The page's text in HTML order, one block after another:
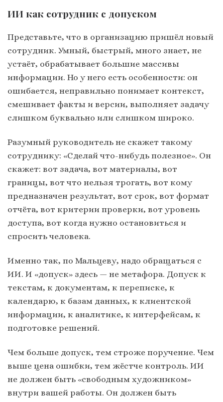
ИИ как сотрудник с допуском
Представьте, что в организацию пришёл новый
сотрудник. Умный, быстрый, много знает, не
устаёт, обрабатывает большие массивы
информации. Но у него есть особенности: он
ошибается, неправильно понимает контекст,
смешивает факты и версии, выполняет задачу
слишком буквально или слишком широко.
Разумный руководитель не скажет такому
сотруднику: «Сделай что-нибудь полезное». Он
скажет: вот задача, вот материалы, вот
границы, вот что нельзя трогать, вот кому
предназначен результат, вот срок, вот формат
отчёта, вот критерии проверки, вот уровень
доступа, вот когда нужно остановиться и
спросить человека.
Именно так, по Мальцеву, надо обращаться с
ИИ. И «допуск» здесь — не метафора. Допуск к
текстам, к документам, к переписке, к
календарю, к базам данных, к клиентской
информации, к аналитике, к интерфейсам, к
подготовке решений.
Чем больше допуск, тем строже поручение. Чем
выше цена ошибки, тем жёстче контроль. ИИ
не должен быть «свободным художником»
внутри вашей работы. Он должен быть